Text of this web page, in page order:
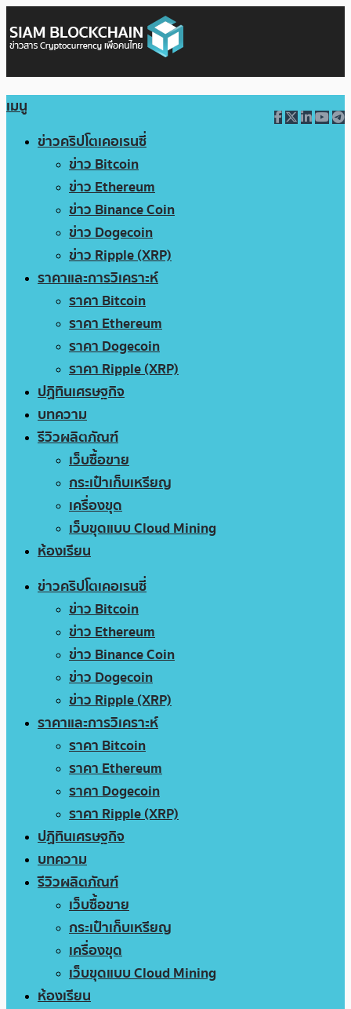
เมนู
ข่าวคริปโตเคอเรนซี่
ข่าว Bitcoin
ข่าว Ethereum
ข่าว Binance Coin
ข่าว Dogecoin
ข่าว Ripple (XRP)
ราคาและการวิเคราะห์
ราคา Bitcoin
ราคา Ethereum
ราคา Dogecoin
ราคา Ripple (XRP)
ปฏิทินเศรษฐกิจ
บทความ
รีวิวผลิตภัณฑ์
เว็บซื้อขาย
กระเป๋าเก็บเหรียญ
เครื่องขุด
เว็บขุดแบบ Cloud Mining
ห้องเรียน
ข่าวคริปโตเคอเรนซี่
ข่าว Bitcoin
ข่าว Ethereum
ข่าว Binance Coin
ข่าว Dogecoin
ข่าว Ripple (XRP)
ราคาและการวิเคราะห์
ราคา Bitcoin
ราคา Ethereum
ราคา Dogecoin
ราคา Ripple (XRP)
ปฏิทินเศรษฐกิจ
บทความ
รีวิวผลิตภัณฑ์
เว็บซื้อขาย
กระเป๋าเก็บเหรียญ
เครื่องขุด
เว็บขุดแบบ Cloud Mining
ห้องเรียน